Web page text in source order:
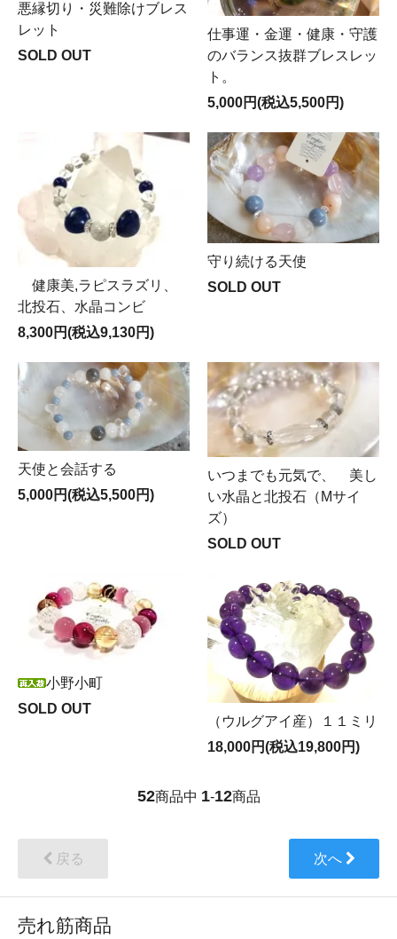
悪縁切り・災難除けブレス
レット
SOLD OUT
仕事運・金運・健康・守護
のバランス抜群ブレスレッ
ト。
5,000円(税込5,500円)
健康美,ラピスラズリ、
北投石、水晶コンビ
8,300円(税込9,130円)
守り続ける天使
SOLD OUT
天使と会話する
5,000円(税込5,500円)
いつまでも元気で、 美し
い水晶と北投石（Mサイ
ズ）
SOLD OUT
小野小町
SOLD OUT
（ウルグアイ産）１１ミリ
18,000円(税込19,800円)
52商品中 1-12商品
戻る 次へ
売れ筋商品